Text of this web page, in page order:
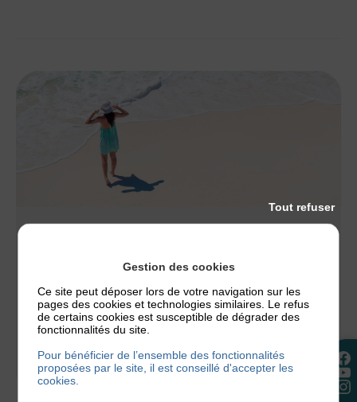
VACANCES AU BORD DE LA MER ?
Les vacances estivales battent leur plein et vous
avez peut-être prévu de partir à la plage. Mais qui
dit plage...
30 juillet 2026
Gestion des cookies
Ce site peut déposer lors de votre navigation sur les
pages des cookies et technologies similaires. Le refus
de certains cookies est susceptible de dégrader des
fonctionnalités du site.
Pour bénéficier de l’ensemble des fonctionnalités
proposées par le site, il est conseillé d'accepter les
cookies.
Tout refuser